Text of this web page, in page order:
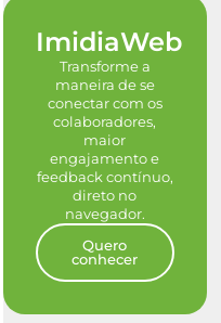
ImidiaWeb
Transforme a
maneira de se
conectar com os
colaboradores,
maior
engajamento e
feedback contínuo,
direto no
navegador.
Quero
conhecer